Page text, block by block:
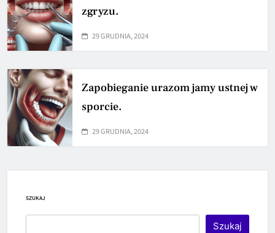
zgryzu.
29 GRUDNIA, 2024
Zapobieganie urazom jamy ustnej w
sporcie.
29 GRUDNIA, 2024
SZUKAJ
Szukaj